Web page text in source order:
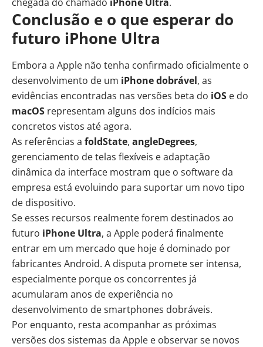
chegada do chamado iPhone Ultra.
Conclusão e o que esperar do
futuro iPhone Ultra
Embora a Apple não tenha confirmado oficialmente o
desenvolvimento de um iPhone dobrável, as
evidências encontradas nas versões beta do iOS e do
macOS representam alguns dos indícios mais
concretos vistos até agora.
As referências a foldState, angleDegrees,
gerenciamento de telas flexíveis e adaptação
dinâmica da interface mostram que o software da
empresa está evoluindo para suportar um novo tipo
de dispositivo.
Se esses recursos realmente forem destinados ao
futuro iPhone Ultra, a Apple poderá finalmente
entrar em um mercado que hoje é dominado por
fabricantes Android. A disputa promete ser intensa,
especialmente porque os concorrentes já
acumularam anos de experiência no
desenvolvimento de smartphones dobráveis.
Por enquanto, resta acompanhar as próximas
versões dos sistemas da Apple e observar se novos